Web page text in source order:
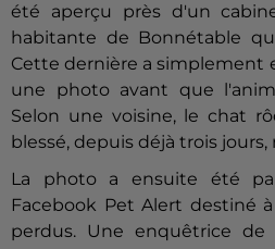
été aperçu près d'un
habitante de Bonnétable
Cette dernière a simplement
une photo avant que
Selon une voisine, le chat
blessé, depuis déjà trois
La photo a ensuite été
Facebook Pet Alert destiné
perdus. Une enquêtrice de